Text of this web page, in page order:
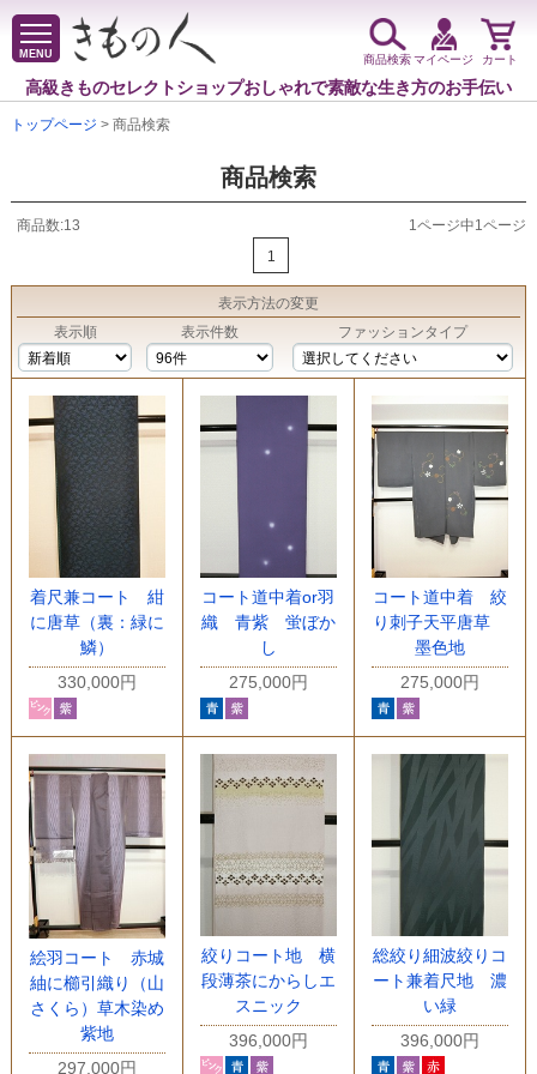
MENU
高級きものセレクトショップおしゃれで素敵な生き方のお手伝い
商品検索マイページ カート
トップページ > 商品検索
商品検索
商品数:13
1ページ中1ページ
1
表示方法の変更
表示順
表示件数 ファッションタイプ
着尺兼コート 紺
に唐草（裏：緑に
鱗）
330,000円
コート道中着or羽
織 青紫 蛍ぼか
し
275,000円
コート道中着 絞
り刺子天平唐草
墨色地
275,000円
絵羽コート 赤城
紬に櫛引織り（山
さくら）草木染め
紫地
297,000円
絞りコート地 横
段薄茶にからしエ
スニック
396,000円
総絞り細波絞りコ
ート兼着尺地 濃
い緑
396,000円